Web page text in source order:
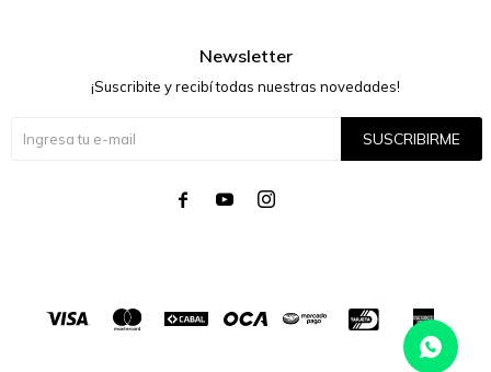
Newsletter
¡Suscribite y recibí todas nuestras novedades!
SUSCRIBIRME
  